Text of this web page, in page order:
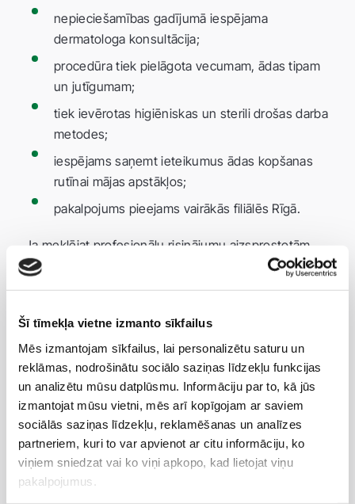
Šī tīmekļa vietne izmanto sīkfailus
Mēs izmantojam sīkfailus, lai personalizētu saturu un
reklāmas, nodrošinātu sociālo saziņas līdzekļu funkcijas
un analizētu mūsu datplūsmu. Informāciju par to, kā jūs
izmantojat mūsu vietni, mēs arī kopīgojam ar saviem
sociālās saziņas līdzekļu, reklamēšanas un analīzes
partneriem, kuri to var apvienot ar citu informāciju, ko
viņiem sniedzat vai ko viņi apkopo, kad lietojat viņu
pakalpojumus.
nepieciešamības gadījumā iespējama
dermatologa konsultācija;
procedūra tiek pielāgota vecumam, ādas tipam
un jutīgumam;
tiek ievērotas higiēniskas un sterili drošas darba
metodes;
iespējams saņemt ieteikumus ādas kopšanas
rutīnai mājas apstākļos;
pakalpojums pieejams vairākās filiālēs Rīgā.
Ja meklējat profesionālu risinājumu aizsprostotām
porām, melnajiem punktiem, pinnēm vai ādas
kopšanas uzsākšanai jaunietim, klīniku Rīgā, kur
un pārdomāta izvēle.
Pieraksts uz sejas tīrīšanu